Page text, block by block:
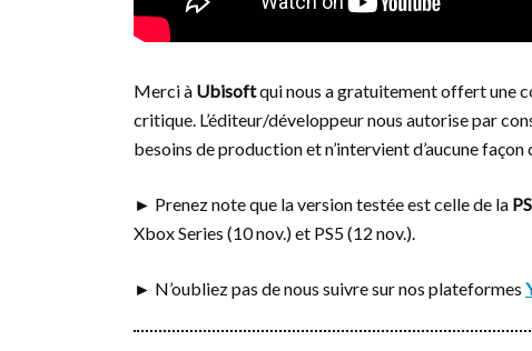
Merci à Ubisoftqui nous a gratuitement offert une
critique. L’éditeur/développeur nous autorise par
besoins de production et n’intervient d’aucune
► Prenez note que la version testée est celle de la
Xbox Series (10 nov.) et PS5 (12 nov.).
► N’oubliez pas de nous suivre sur nos plateformes